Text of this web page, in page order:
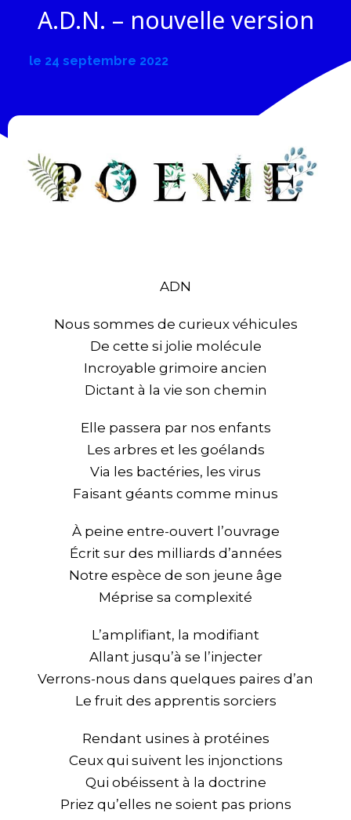
A.D.N. – nouvelle version
le 24 septembre 2022
ADN
Nous sommes de curieux véhicules
De cette si jolie molécule
Incroyable grimoire ancien
Dictant à la vie son chemin
Elle passera par nos enfants
Les arbres et les goélands
Via les bactéries, les virus
Faisant géants comme minus
À peine entre-ouvert l’ouvrage
Écrit sur des milliards d’années
Notre espèce de son jeune âge
Méprise sa complexité
L’amplifiant, la modifiant
Allant jusqu’à se l’injecter
Verrons-nous dans quelques paires d’an
Le fruit des apprentis sorciers
Rendant usines à protéines
Ceux qui suivent les injonctions
Qui obéissent à la doctrine
Priez qu’elles ne soient pas prions